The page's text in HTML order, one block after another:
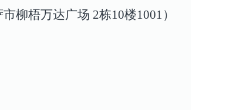
柳梧万达广场 2栋10楼1001）